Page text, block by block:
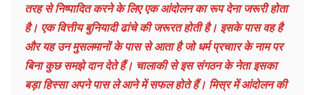
तरह से निष्पादित करने के लिए एक आंदोलन का रूप देना जरूरी होता
है। एक वित्तीय बुनियादी ढांचे की जरूरत होती है। इसके पास वह है
और यह उन मुसलमानों के पास से आता है जो धर्म प्रचाार के नाम पर
बिना कुछ समझे दान देते हैं। चालाकी से इस संगठन के नेता इसका
बड़ा हिस्सा अपने पास ले आने में सफल होते हैं। मिस्र में आंदोलन की